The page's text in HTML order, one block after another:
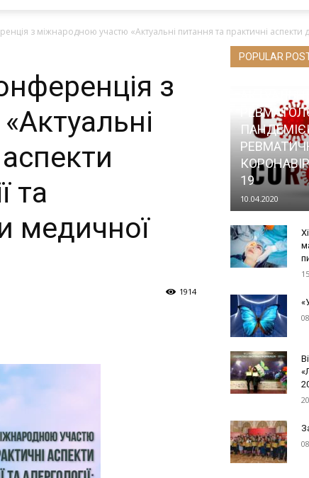
України
з міжнародною участю «Актуальні питання та практичні аспекти
з
та
медичної
1914
POPULAR
19
10.04.2020